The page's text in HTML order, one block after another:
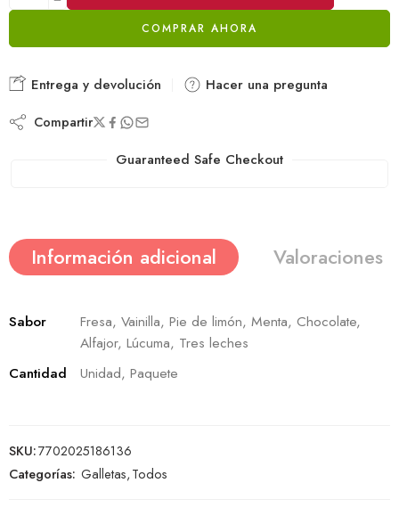
COMPRAR AHORA
Entrega y devolución Hacer una pregunta
Compartir
Guaranteed Safe Checkout
Información adicional Valoraciones
Sabor
Fresa, Vainilla, Pie de limón, Menta, Chocolate,
Alfajor, Lúcuma, Tres leches
Cantidad
Unidad, Paquete
SKU:7702025186136
Categorías: Galletas,Todos